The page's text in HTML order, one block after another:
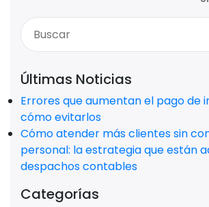
Últimas Noticias
Errores que aumentan el pago de
cómo evitarlos
Cómo atender más clientes sin
personal: la estrategia que están
despachos contables
Categorías